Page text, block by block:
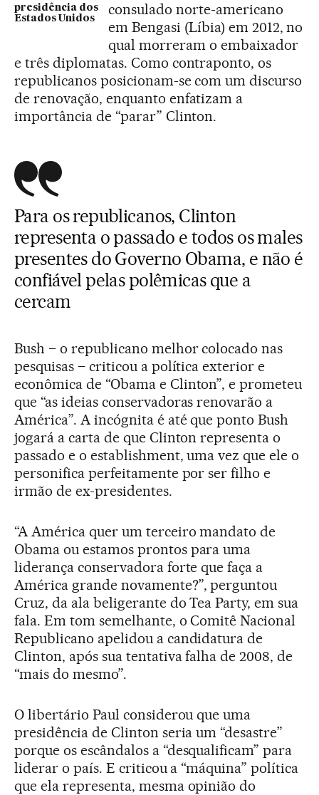
presidência dos
Estados Unidos
consulado norte-americano
em Bengasi (Líbia) em 2012, no
qual morreram o embaixador
e três diplomatas. Como contraponto, os
republicanos posicionam-se com um discurso
de renovação, enquanto enfatizam a
importância de “parar” Clinton.
Para os republicanos, Clinton
representa o passado e todos os males
presentes do Governo Obama, e não é
confiável pelas polêmicas que a
cercam
Bush – o republicano melhor colocado nas
pesquisas – criticou a política exterior e
econômica de “Obama e Clinton”, e prometeu
que “as ideias conservadoras renovarão a
América”. A incógnita é até que ponto Bush
jogará a carta de que Clinton representa o
passado e o establishment, uma vez que ele o
personifica perfeitamente por ser filho e
irmão de ex-presidentes.
“A América quer um terceiro mandato de
Obama ou estamos prontos para uma
liderança conservadora forte que faça a
América grande novamente?”, perguntou
Cruz, da ala beligerante do Tea Party, em sua
fala. Em tom semelhante, o Comitê Nacional
Republicano apelidou a candidatura de
Clinton, após sua tentativa falha de 2008, de
“mais do mesmo”.
O libertário Paul considerou que uma
presidência de Clinton seria um “desastre”
porque os escândalos a “desqualificam” para
liderar o país. E criticou a “máquina” política
que ela representa, mesma opinião do